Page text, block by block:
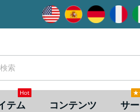
テム
Hot
コンテンツ サ